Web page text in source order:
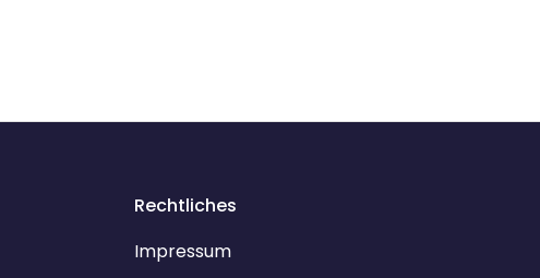
Rechtliches
Impressum